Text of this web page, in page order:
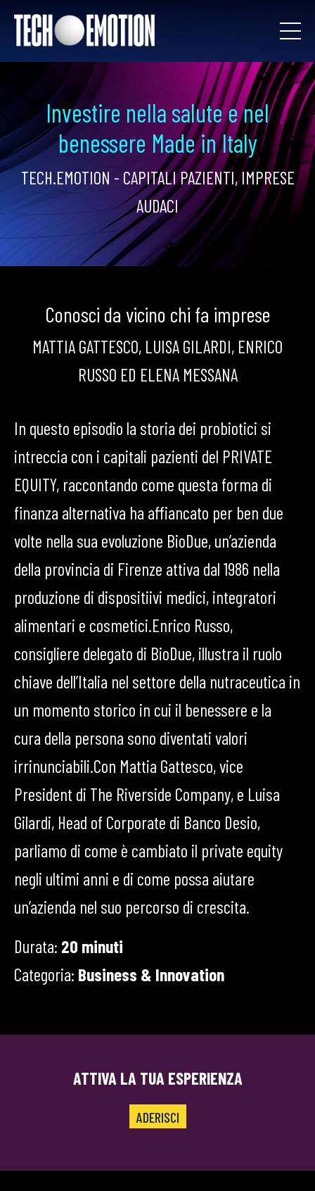
Investire nella salute e nel
benessere Made in Italy
TECH.EMOTION - CAPITALI PAZIENTI, IMPRESE
AUDACI
Conosci da vicino chi fa imprese
MATTIA GATTESCO, LUISA GILARDI, ENRICO
RUSSO ED ELENA MESSANA
In questo episodio la storia dei probiotici si
intreccia con i capitali pazienti del PRIVATE
EQUITY, raccontando come questa forma di
finanza alternativa ha affiancato per ben due
volte nella sua evoluzione BioDue, un’azienda
della provincia di Firenze attiva dal 1986 nella
produzione di dispositiivi medici, integratori
alimentari e cosmetici.Enrico Russo,
consigliere delegato di BioDue, illustra il ruolo
chiave dell’Italia nel settore della nutraceutica in
un momento storico in cui il benessere e la
cura della persona sono diventati valori
irrinunciabili.Con Mattia Gattesco, vice
President di The Riverside Company, e Luisa
Gilardi, Head of Corporate di Banco Desio,
parliamo di come è cambiato il private equity
negli ultimi anni e di come possa aiutare
un’azienda nel suo percorso di crescita.
Durata: 20 minuti
Categoria: Business & Innovation
ATTIVA LA TUA ESPERIENZA
ADERISCI